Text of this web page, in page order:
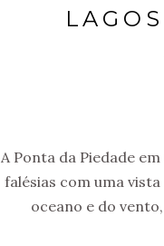
A Ponta da Piedade
falésias com uma
oceano e do